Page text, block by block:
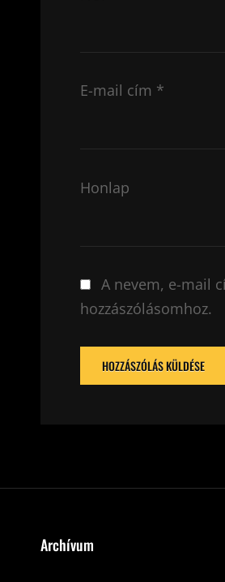
E-mail cím *
Honlap
A nevem, e-mail
hozzászólásomhoz.
Archívum